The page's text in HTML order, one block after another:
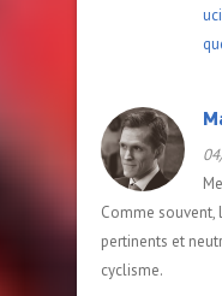
Comme souvent,
pertinents et
cyclisme.